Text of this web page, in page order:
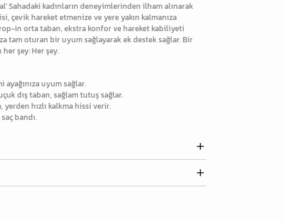
Sahadaki kadınların deneyimlerinden ilham alınarak
çevik hareket etmenize ve yere yakın kalmanıza
in orta taban, ekstra konfor ve hareket kabiliyeti
tam oturan bir uyum sağlayarak ek destek sağlar. Bir
şey: Her şey.
ayağınıza uyum sağlar.
dış taban, sağlam tutuş sağlar.
yerden hızlı kalkma hissi verir.
bandı.